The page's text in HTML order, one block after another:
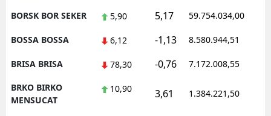
BORSK BOR SEKER 5,90 5,17 59.754.034,00
BOSSA BOSSA 6,12 -1,13 8.580.944,51
BRISA BRISA 78,30 -0,76 7.172.008,55
BRKO BIRKO
MENSUCAT
10,90 3,61 1.384.221,50